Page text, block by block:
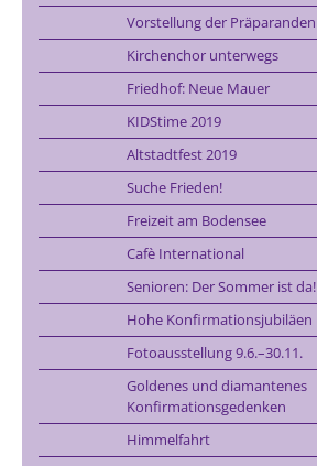
Vorstellung der Präparanden
Kirchenchor unterwegs
Friedhof: Neue Mauer
KIDStime 2019
Altstadtfest 2019
Suche Frieden!
Freizeit am Bodensee
Cafè International
Senioren: Der Sommer ist da!
Hohe Konfirmationsjubiläen
Fotoausstellung 9.6.–30.11.
Goldenes und diamantenes
Konfirmationsgedenken
Himmelfahrt